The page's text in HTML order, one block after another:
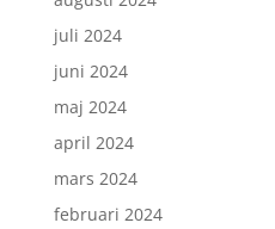
juli 2024
juni 2024
maj 2024
april 2024
mars 2024
februari 2024